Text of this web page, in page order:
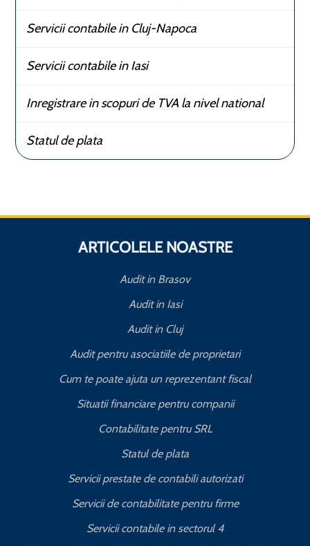
Servicii contabile in Cluj-Napoca
Servicii contabile in Iasi
Inregistrare in scopuri de TVA la nivel national
Statul de plata
ARTICOLELE NOASTRE
Audit in Brasov
Audit in Iasi
Audit in Cluj
Audit pentru asociatiile de proprietari
Cum te poate ajuta un reprezentant fiscal
Situatii financiare pentru companii
Contabilitate pentru SRL
Statul de plata
Servicii prestate de contabili autorizati
Servicii de contabilitate pentru firme
Servicii contabile in sectorul 4